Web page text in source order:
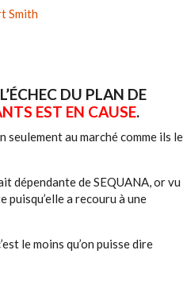
Smith
DU PLAN DE
EST EN CAUSE.
seulement au marché comme ils le
dépendante de SEQUANA, or vu
a recouru à une
le moins qu’on puisse dire